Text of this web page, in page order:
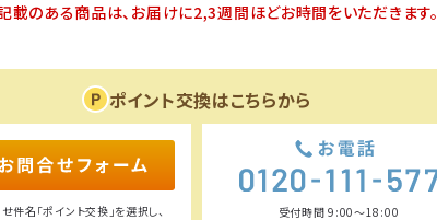
載のある商品は、お届けに2,3週間ほどお時間をいただきます。
ポイント交換はこちらから
件名「ポイント交換」を選択し、
受付時間 9:00〜18:00